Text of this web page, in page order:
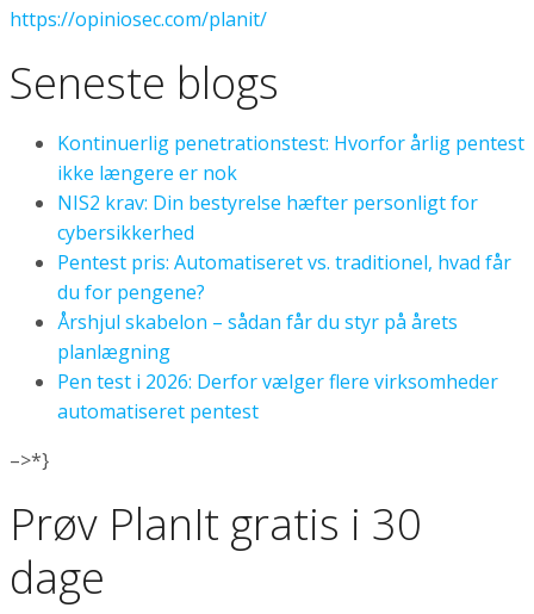
https://opiniosec.com/planit/
Seneste blogs
Kontinuerlig penetrationstest: Hvorfor årlig pentest
ikke længere er nok
NIS2 krav: Din bestyrelse hæfter personligt for
cybersikkerhed
Pentest pris: Automatiseret vs. traditionel, hvad får
du for pengene?
Årshjul skabelon – sådan får du styr på årets
planlægning
Pen test i 2026: Derfor vælger flere virksomheder
automatiseret pentest
–>*}
Prøv PlanIt gratis i 30
dage